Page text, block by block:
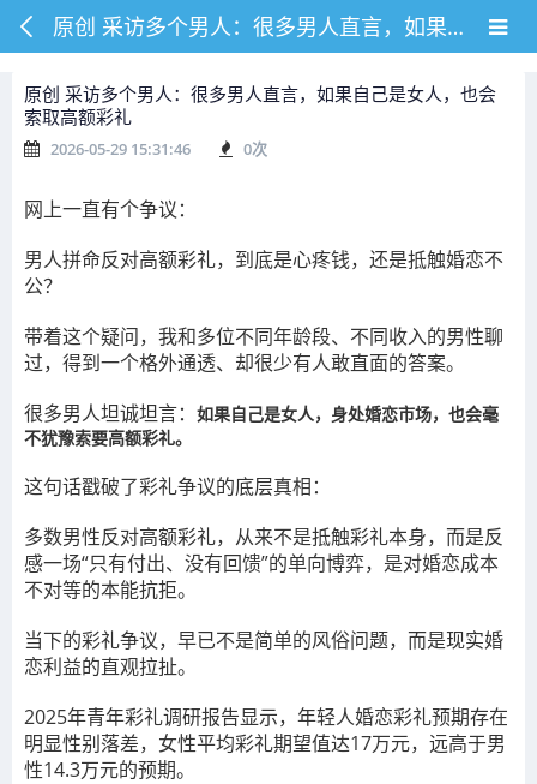
原创 采访多个男人：很多男人直言，如果自己是女人，也会索取高额彩礼
原创 采访多个男人：很多男人直言，如果自己是女人，也会
索取高额彩礼
2026-05-29 15:31:46 0次
网上一直有个争议：
男人拼命反对高额彩礼，到底是心疼钱，还是抵触婚恋不
公？
带着这个疑问，我和多位不同年龄段、不同收入的男性聊
过，得到一个格外通透、却很少有人敢直面的答案。
很多男人坦诚坦言： 如果自己是女人，身处婚恋市场，也会毫
不犹豫索要高额彩礼。
这句话戳破了彩礼争议的底层真相：
多数男性反对高额彩礼，从来不是抵触彩礼本身，而是反
感一场“只有付出、没有回馈”的单向博弈，是对婚恋成本
不对等的本能抗拒。
当下的彩礼争议，早已不是简单的风俗问题，而是现实婚
恋利益的直观拉扯。
2025年青年彩礼调研报告显示，年轻人婚恋彩礼预期存在
明显性别落差，女性平均彩礼期望值达17万元，远高于男
性14.3万元的预期。